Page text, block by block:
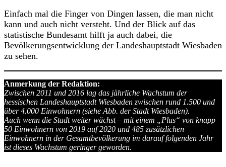
Einfach mal die Finger von Dingen lassen, die man nicht
kann und auch nicht versteht. Und der Blick auf das
statistische Bundesamt hilft ja auch dabei, die
Bevölkerungsentwicklung der Landeshauptstadt Wiesbaden
zu sehen.
Anmerkung der Redaktion:
Zwischen 2011 und 2016 lag das jährliche Wachstum der
hessischen Landeshauptstadt Wiesbaden zwischen rund 1.500 und
über 4.000 Einwohnern (siehe Abb. der Stadt Wiesbaden).
Auch wenn die Stadt weiter wächst – mit einem „Plus“ von knapp
50 Einwohnern von 2019 auf 2020 und 485 zusätzlichen
Einwohnern in der Gesamtbevölkerung im darauf folgenden Jahr
ist dieses Wachstum geringer geworden.